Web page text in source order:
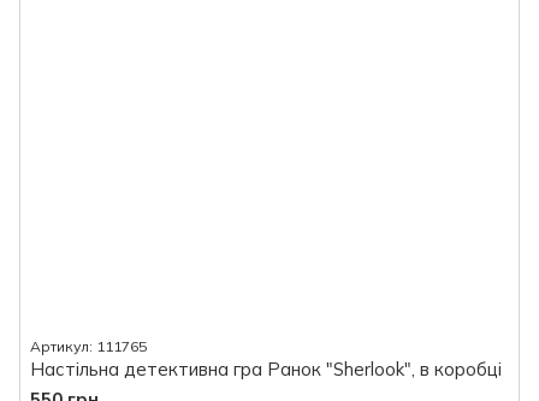
Артикул: 111765
Настільна детективна гра Ранок "Sherlook", в коробці